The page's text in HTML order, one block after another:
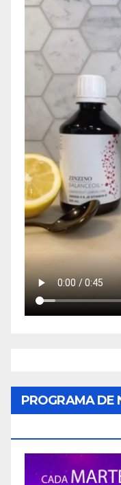
PROGRAMA DE